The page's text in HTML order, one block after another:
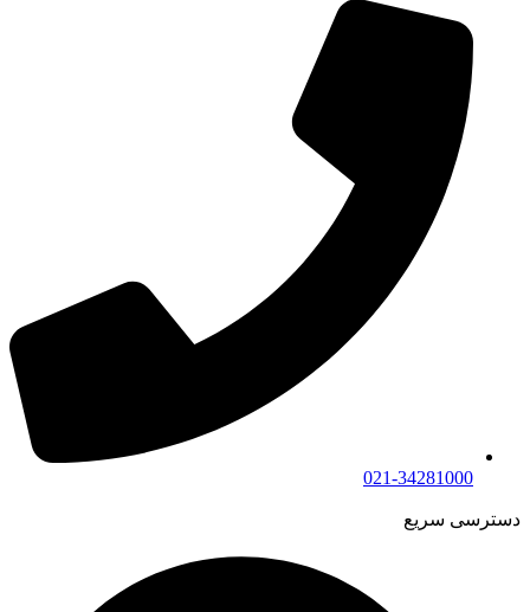
021-34281000
دسترسی سریع